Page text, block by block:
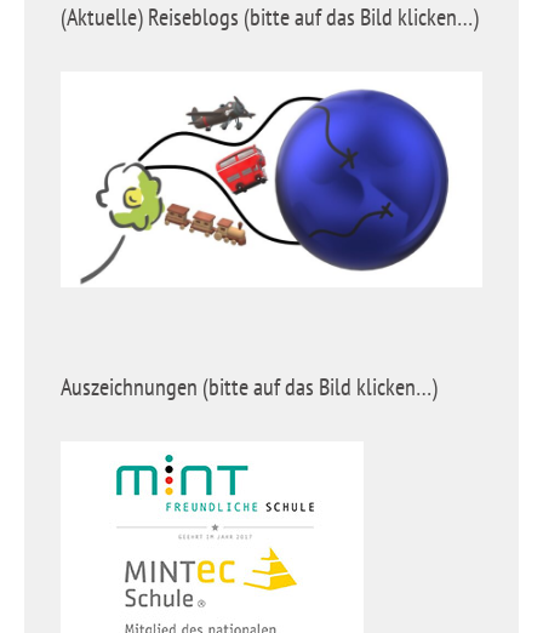
(Aktuelle) Reiseblogs (bitte auf das Bild klicken…)
Auszeichnungen (bitte auf das Bild klicken…)